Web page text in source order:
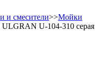
и смесители>>Мойки
U-104-310 серая